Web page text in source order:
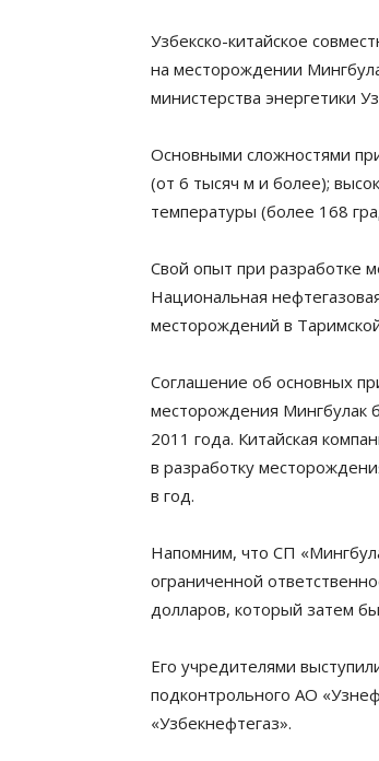
Узбекско-китайское
на месторождении
министерства энергетики
Основными сложностями
(от 6 тысяч м и более);
температуры (более 168
Свой опыт при разработке
Национальная
месторождений в
Соглашение об основных
месторождения Мингбулак
2011 года. Китайская
в разработку
в год.
Напомним, что СП
ограниченной
долларов, который затем
Его учредителями
подконтрольного АО
«Узбекнефтегаз».